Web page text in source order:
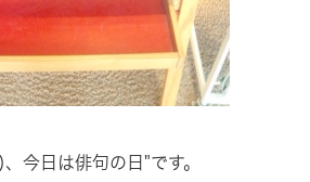
今日は俳句の日"です。